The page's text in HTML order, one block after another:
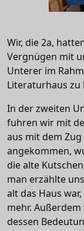
Wir, die 2a,
Vergnügen mit
Unterer im
Literaturhaus zu
In der zweiten
fuhren wir mit
aus mit dem
angekommen,
die alte
man erzählte
alt das Haus
mehr.
dessen